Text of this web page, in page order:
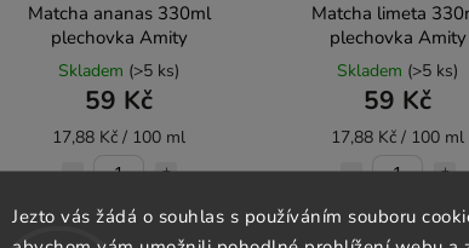
Jezto vás žádá o souhlas s používáním souboru
Matcha ananas 330ml
plechovka Amity
Skladem (>5 ks)
59 Kč
17,88 Kč / 100 ml
Do košíku
Matcha limeta
plechovka Amity
Skladem (>5 ks)
59 Kč
17,88 Kč / 100 ml
Do košíku